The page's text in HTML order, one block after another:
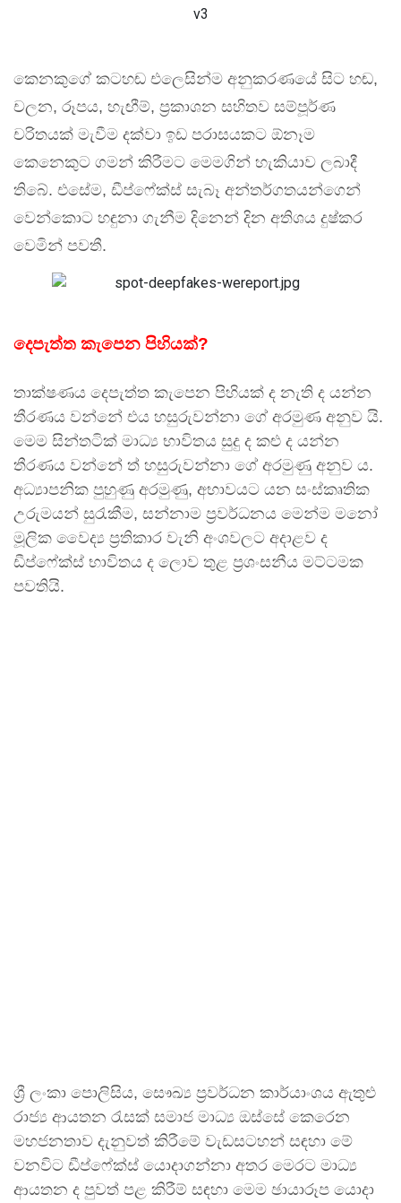
කෙනකුගේ කටහඬ එලෙසින්ම අනුකරණයේ සිට හඬ,
චලන, රූපය, හැඟීම්, ප්‍රකාශන සහිතව සම්පූර්ණ
චරිතයක් මැවීම දක්වා ඉඩ පරාසයකට ඕනෑම
කෙනෙකුට ගමන් කිරීමට මෙමගින් හැකියාව ලබාදී
තිබේ. එසේම, ඩීප්ෆේක්ස් සැබෑ අන්තර්ගතයන්ගෙන්
වෙන්කොට හඳුනා ගැනීම දිනෙන් දින අතිශය දුෂ්කර
වෙමින් පවතී.
දෙපැත්ත කැපෙන පිහියක්?
තාක්ෂණය දෙපැත්ත කැපෙන පිහියක් ද නැති ද යන්න
තීරණය වන්නේ එය හසුරුවන්නා ගේ අරමුණ අනුව යි.
මෙම සින්තටික් මාධ්‍ය භාවිතය සුදු ද කළු ද යන්න
තීරණය වන්නේ ත් හසුරුවන්නා ගේ අරමුණු අනුව ය.
අධ්‍යාපනික පුහුණු අරමුණු, අභාවයට යන සංස්කෘතික
උරුමයන් සුරැකීම, සන්නාම ප්‍රවර්ධනය මෙන්ම මනෝ
මූලික වෛද්‍ය ප්‍රතිකාර වැනි අංශවලට අදාළව ද
ඩීප්ෆේක්ස් භාවිතය ද ලොව තුළ ප්‍රශංසනීය මට්ටමක
පවතියි.
ශ්‍රී ලංකා පොලිසිය, සෞඛ්‍ය ප්‍රවර්ධන කාර්යාංශය ඇතුළු
රාජ්‍ය ආයතන රැසක් සමාජ මාධ්‍ය ඔස්සේ කෙරෙන
මහජනතාව දැනුවත් කිරීමේ වැඩසටහන් සඳහා මේ
වනවිට ඩීප්ෆේක්ස් යොදාගන්නා අතර මෙරට මාධ්‍ය
ආයතන ද පුවත් පළ කිරීම් සඳහා මෙම ඡායාරූප යොදා